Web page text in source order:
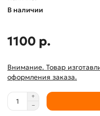
В наличии
1100 р.
Внимание. Товар
оформления заказа.